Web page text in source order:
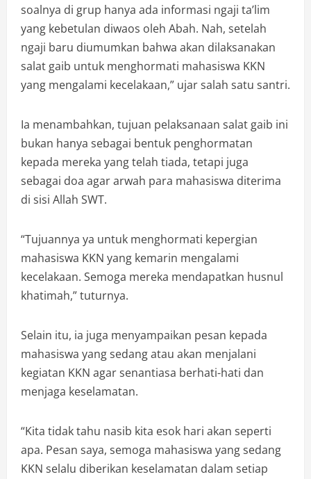
soalnya di grup hanya ada informasi ngaji ta’lim
yang kebetulan diwaos oleh Abah. Nah, setelah
ngaji baru diumumkan bahwa akan dilaksanakan
salat gaib untuk menghormati mahasiswa KKN
yang mengalami kecelakaan,” ujar salah satu santri.
Ia menambahkan, tujuan pelaksanaan salat gaib ini
bukan hanya sebagai bentuk penghormatan
kepada mereka yang telah tiada, tetapi juga
sebagai doa agar arwah para mahasiswa diterima
di sisi Allah SWT.
“Tujuannya ya untuk menghormati kepergian
mahasiswa KKN yang kemarin mengalami
kecelakaan. Semoga mereka mendapatkan husnul
khatimah,” tuturnya.
Selain itu, ia juga menyampaikan pesan kepada
mahasiswa yang sedang atau akan menjalani
kegiatan KKN agar senantiasa berhati-hati dan
menjaga keselamatan.
“Kita tidak tahu nasib kita esok hari akan seperti
apa. Pesan saya, semoga mahasiswa yang sedang
KKN selalu diberikan keselamatan dalam setiap